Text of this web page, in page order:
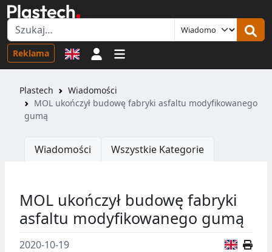
Reklama Logowanie
Plastech
Wiadomości
MOL ukończył budowę fabryki asfaltu modyfikowanego
gumą
Wiadomości Wszystkie Kategorie
MOL ukończył budowę fabryki
asfaltu modyfikowanego gumą
2020-10-19